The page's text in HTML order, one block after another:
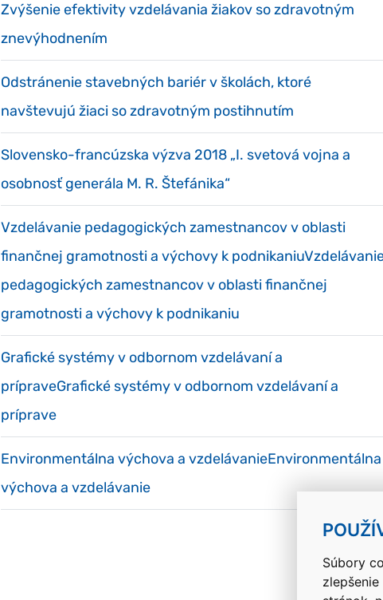
Súbory
Zvýšenie efektivity vzdelávania žiakov so zdravotným
znevýhodnením
Odstránenie stavebných bariér v školách, ktoré
navštevujú žiaci so zdravotným postihnutím
Slovensko-francúzska výzva 2018 „I. svetová vojna a
osobnosť generála M. R. Štefánika“
Vzdelávanie pedagogických zamestnancov v oblasti
finančnej gramotnosti a výchovy k
pedagogických zamestnancov v oblasti finančnej
gramotnosti a výchovy k podnikaniu
Grafické systémy v odbornom vzdelávaní a
prípraveGrafické systémy v odbornom vzdelávaní a
príprave
Environmentálna výchova a vzdelávanieEnvironmentálna
výchova a vzdelávanie